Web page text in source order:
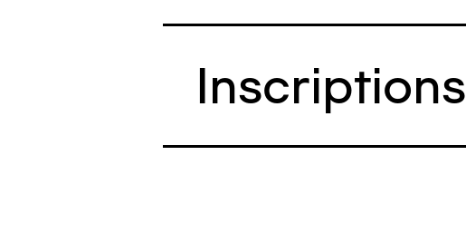
Inscriptions